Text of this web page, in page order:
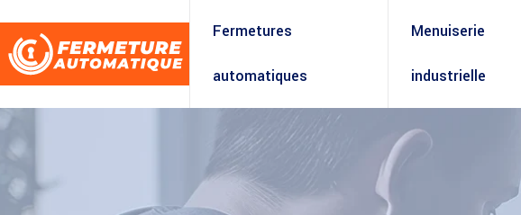
Fermetures
automatiques
Menuiserie
industrielle